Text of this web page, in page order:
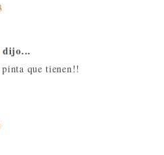
dijo...
que tienen!!